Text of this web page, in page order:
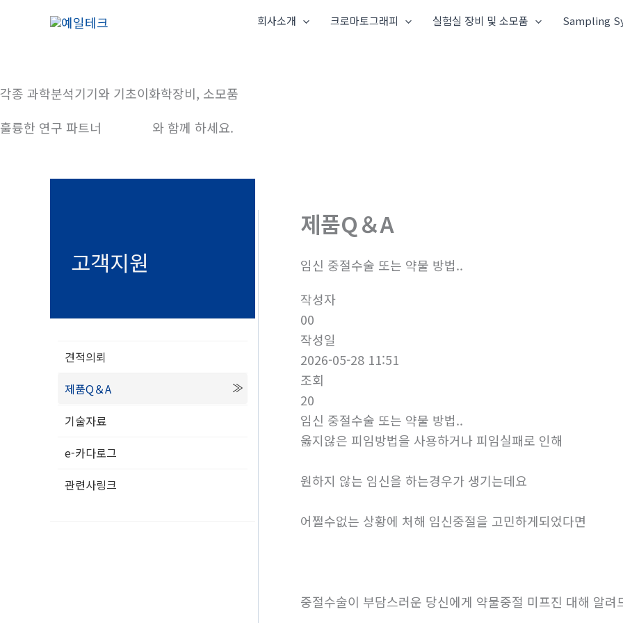
건
뛰
회사소개 크로마토그래피 실험실 장비 및 소모품 Sampling
각종 과학분석기기와 기초이화학장비, 소모품
훌륭한 연구 파트너
와 함께 하세요.
고객지원
견적의뢰
제품Q＆A
기술자료
e-카다로그
관련사링크
제품Q＆A
임신 중절수술 또는 약물 방법..
작성자
00
작성일
2026-05-28 11:51
조회
20
임신 중절수술 또는 약물 방법..
옳지않은 피임방법을 사용하거나 피임실패로 인해
원하지 않는 임신을 하는경우가 생기는데요
어쩔수없는 상황에 처해 임신중절을 고민하게되었다면
중절수술이 부담스러운 당신에게 약물중절 미프진 대해 알려